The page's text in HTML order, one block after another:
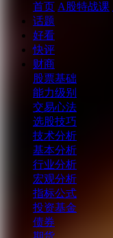
首页 A股特战课
话题
好看
快评
财商
股票基础
能力级别
交易心法
选股技巧
技术分析
基本分析
行业分析
宏观分析
指标公式
投资基金
债券